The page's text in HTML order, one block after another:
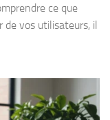
ce que
de vos utilisateurs, il